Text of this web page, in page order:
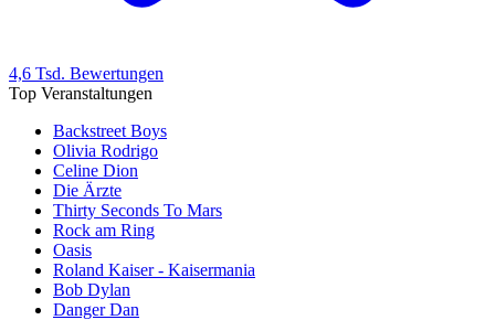
4,6 Tsd. Bewertungen
Top Veranstaltungen
Backstreet Boys
Olivia Rodrigo
Celine Dion
Die Ärzte
Thirty Seconds To Mars
Rock am Ring
Oasis
Roland Kaiser - Kaisermania
Bob Dylan
Danger Dan